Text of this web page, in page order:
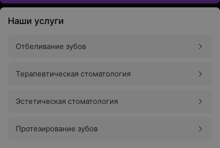
Наши услуги
Отбеливание зубов
Терапевтическая стоматология
Эстетическая стоматология
Протезирование зубов